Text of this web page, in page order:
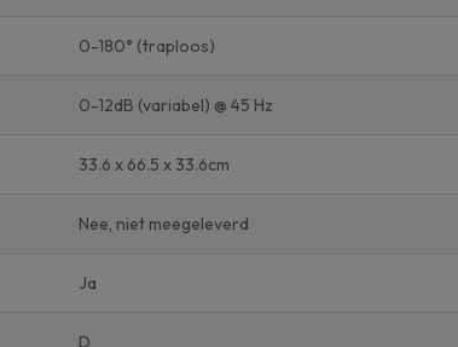
0-180° (traploos)
0-12dB (variabel) @ 45 Hz
33.6 x 66.5 x 33.6cm
Nee, niet meegeleverd
Ja
D